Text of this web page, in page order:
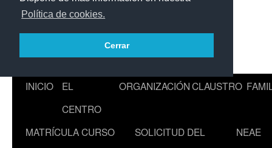
Política de cookies.
Cerrar
Saltar
contenido
INICIO
EL
CENTRO
ORGANIZACIÓNCLAUSTRO
MATRÍCULA CURSO
SOLICITUD DEL
NEAE